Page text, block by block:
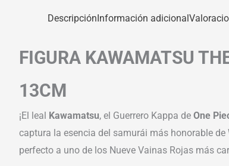
DescripciónInformación adicional
FIGURA KAWAMATSU
13CM
¡El leal Kawamatsu, el Guerrero Kappa de One
captura la esencia del samurái más honorable
perfecto a uno de los Nueve Vainas Rojas más